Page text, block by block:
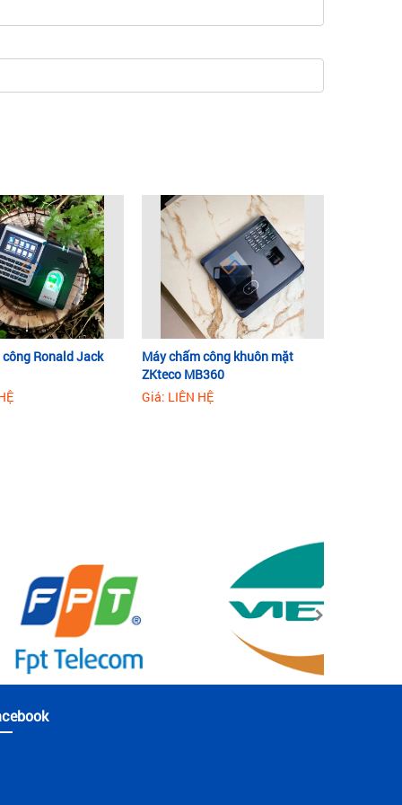
Ronald Jack
Máy chấm công khuôn mặt
ZKteco MB360
Giá: LIÊN HỆ